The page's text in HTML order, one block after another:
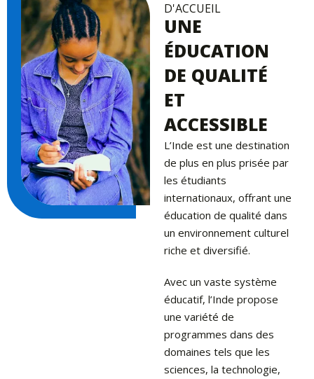
D'ACCUEIL
UNE
ÉDUCATION
DE QUALITÉ
ET
ACCESSIBLE
L’Inde est une destination
de plus en plus prisée par
les étudiants
internationaux, offrant une
éducation de qualité dans
un environnement culturel
riche et diversifié.
Avec un vaste système
éducatif, l’Inde propose
une variété de
programmes dans des
domaines tels que les
sciences, la technologie,